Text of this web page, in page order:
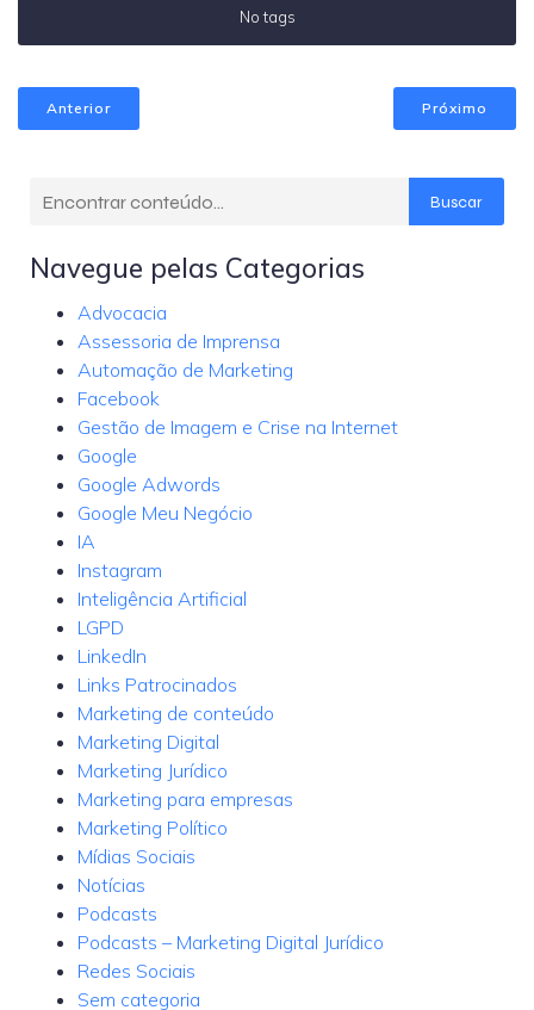
No tags
Anterior Próximo
Buscar
Navegue pelas Categorias
Advocacia
Assessoria de Imprensa
Automação de Marketing
Facebook
Gestão de Imagem e Crise na Internet
Google
Google Adwords
Google Meu Negócio
IA
Instagram
Inteligência Artificial
LGPD
LinkedIn
Links Patrocinados
Marketing de conteúdo
Marketing Digital
Marketing Jurídico
Marketing para empresas
Marketing Político
Mídias Sociais
Notícias
Podcasts
Podcasts – Marketing Digital Jurídico
Redes Sociais
Sem categoria